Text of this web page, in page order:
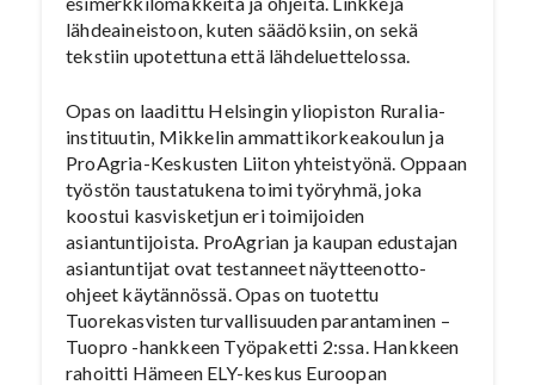
lähdeaineistoon, kuten säädöksiin, on sekä
tekstiin upotettuna että lähdeluettelossa.
Opas on laadittu Helsingin yliopiston Ruralia-
instituutin, Mikkelin ammattikorkeakoulun ja
ProAgria-Keskusten Liiton yhteistyönä. Oppaan
työstön taustatukena toimi työryhmä, joka
koostui kasvisketjun eri toimijoiden
asiantuntijoista. ProAgrian ja kaupan edustajan
asiantuntijat ovat testanneet näytteenotto-
ohjeet käytännössä. Opas on tuotettu
Tuorekasvisten turvallisuuden parantaminen –
Tuopro -hankkeen Työpaketti 2:ssa. Hankkeen
rahoitti Hämeen ELY-keskus Euroopan